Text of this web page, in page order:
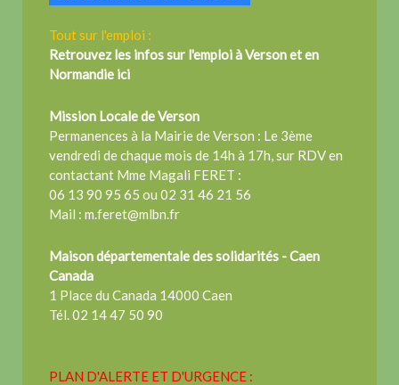
Tout sur l'emploi :
Retrouvez les infos sur l'emploi à Verson et en
Normandie ici
Mission Locale de Verson
Permanences à la Mairie de Verson : Le 3ème
vendredi de chaque mois de 14h à 17h, sur RDV en
contactant Mme Magali FERET :
06 13 90 95 65 ou 02 31 46 21 56
Mail : m.feret@mlbn.fr
Maison départementale des solidarités - Caen
Canada
1 Place du Canada 14000 Caen
Tél. 02 14 47 50 90
PLAN D'ALERTE ET D'URGENCE :